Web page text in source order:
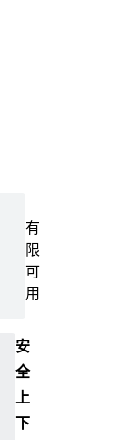
有
限
可
用
安
全
上
下